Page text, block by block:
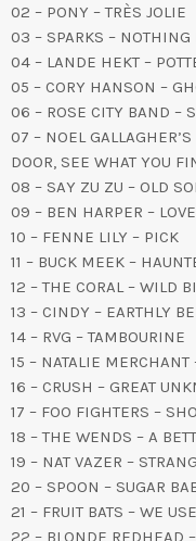
02 – PONY – TRÈS JOLIE
03 – SPARKS –
04 – LANDE HEKT –
05 – CORY HANSON –
06 – ROSE CITY BAND –
07 – NOEL
DOOR, SEE WHAT YOU
08 – SAY ZU ZU – OLD
09 – BEN HARPER –
10 – FENNE LILY – PICK
11 – BUCK MEEK –
12 – THE CORAL – WILD
13 – CINDY – EARTHLY
14 – RVG – TAMBOURINE
15 – NATALIE
16 – CRUSH – GREAT
17 – FOO FIGHTERS –
18 – THE WENDS – A
19 – NAT VAZER –
20 – SPOON – SUGAR
21 – FRUIT BATS – WE
22 – BLONDE REDHEAD